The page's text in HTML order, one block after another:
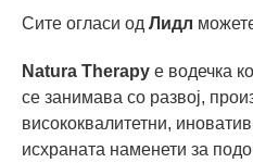
Сите огласи од Лидл
Natura Therapy е водечка
се занимава со развој,
висококвалитетни,
исхраната наменети за